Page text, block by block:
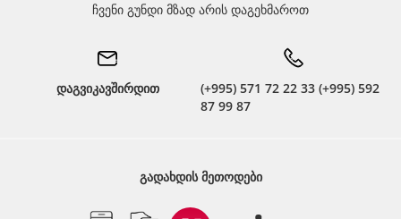
ჩვენი გუნდი მზად არის დაგეხმაროთ
დაგვიკავშირდით
(+995) 571 72 22 33 (+995) 592
87 99 87
ᲒᲐᲓᲐᲮᲓᲘᲡ ᲛᲔᲗᲝᲓᲔᲑᲘ